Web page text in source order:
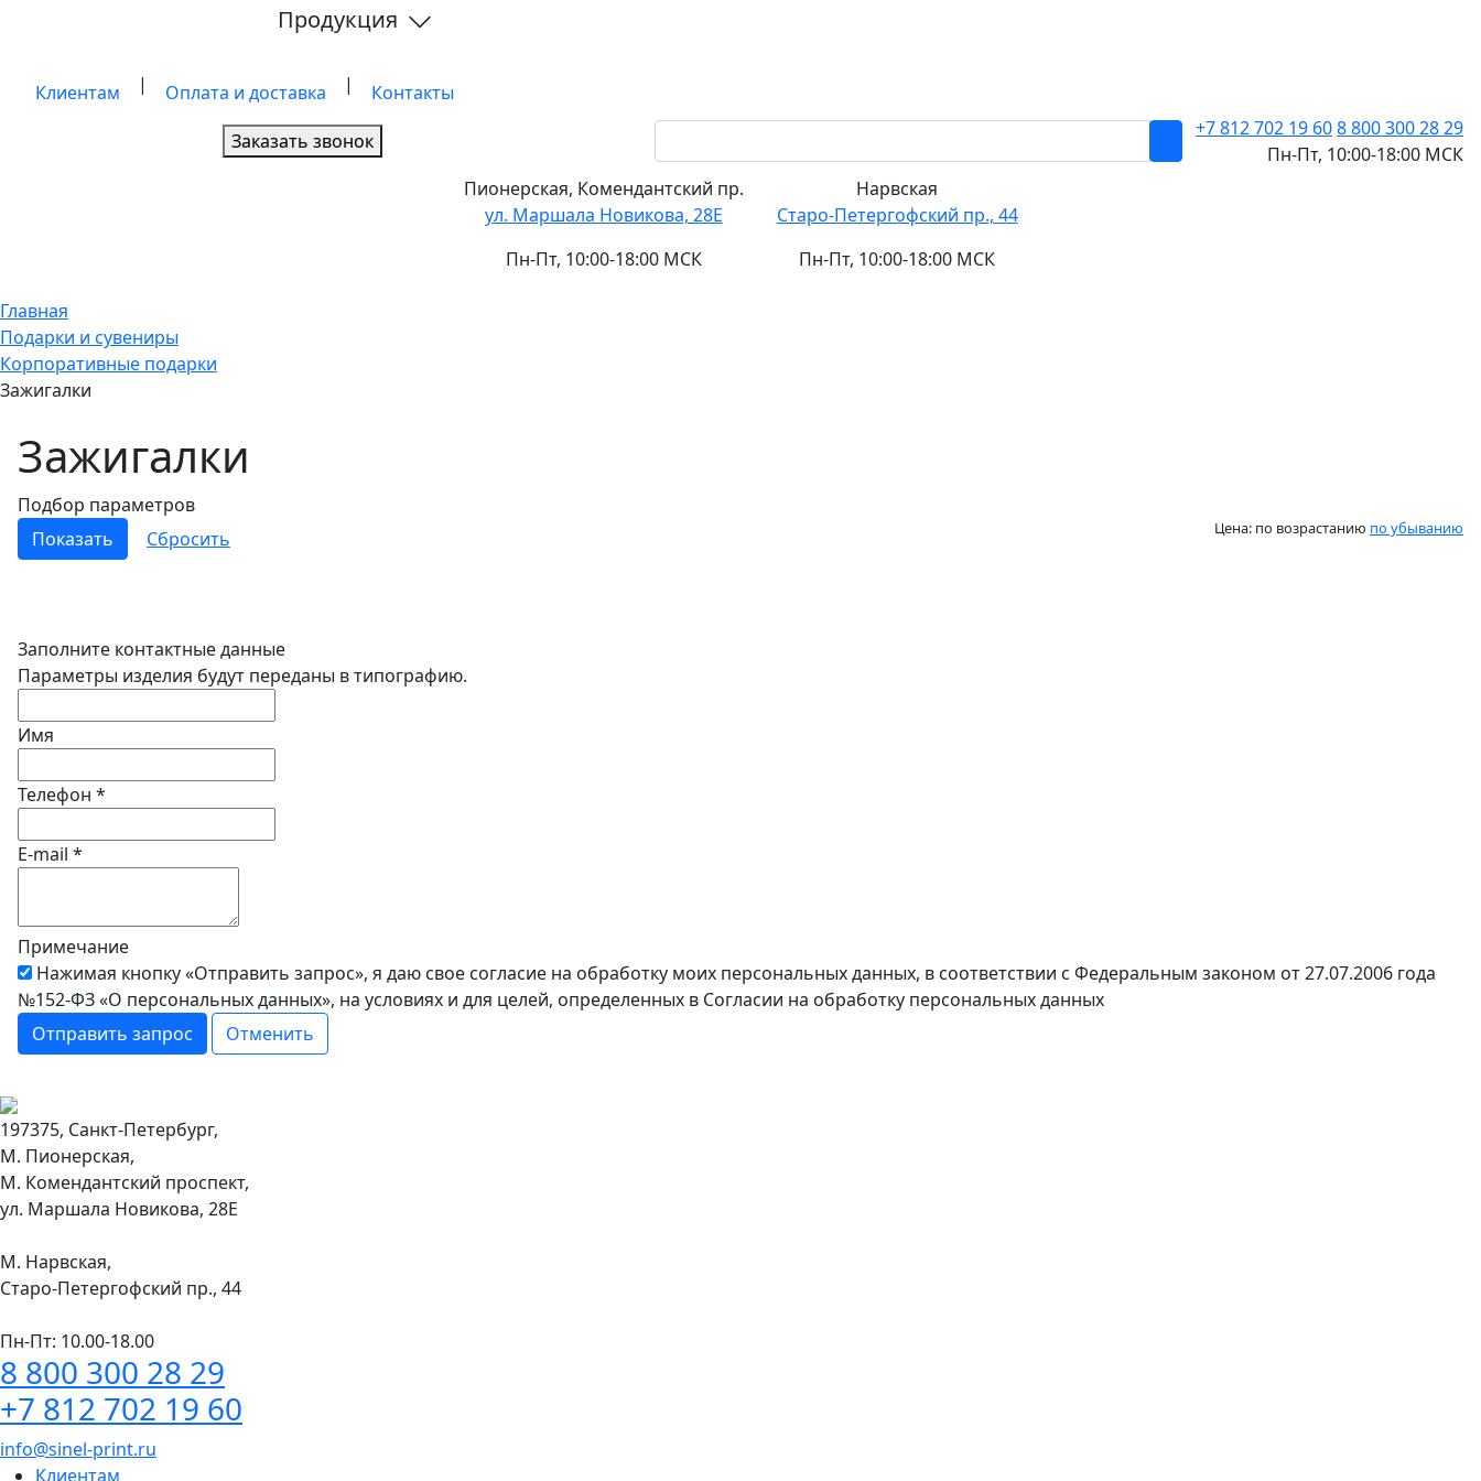
Продукция
Клиентам | Оплата и доставка |
Контакты
Заказать звонок
+7 812702 19 608 800 300 28 29
Пн-Пт, 10:00-18:00 МСК
Пионерская, Комендантский пр.
ул. Маршала Новикова, 28Е
Пн-Пт, 10:00-18:00 МСК
Нарвская
Старо-Петергофский пр., 44
Пн-Пт, 10:00-18:00 МСК
Главная
Подарки и сувениры
Корпоративные подарки
Зажигалки
Зажигалки
Подбор параметров
Цена: по возрастанию по убыванию
Заполните контактные данные
Параметры изделия будут переданы в типографию.
Имя
Телефон *
E-mail *
Примечание
Нажимая кнопку «Отправить запрос», я даю свое согласие на обработку моих персональных данных, в соответствии с Федеральным законом от 27.07.2006 года
№152-ФЗ «О персональных данных», на условиях и для целей, определенных в Согласии на обработку персональных данных
Отправить запрос
Отменить
197375, Санкт-Петербург,
М. Пионерская,
М. Комендантский проспект,
ул. Маршала Новикова, 28Е
М. Нарвская,
Старо-Петергофский пр., 44
Пн-Пт: 10.00-18.00
8 800 300 28 29
+7 812 702 19 60
info@sinel-print.ru
Клиентам